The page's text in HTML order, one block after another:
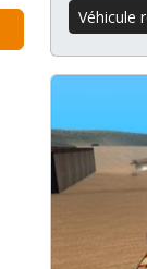
Véhicule